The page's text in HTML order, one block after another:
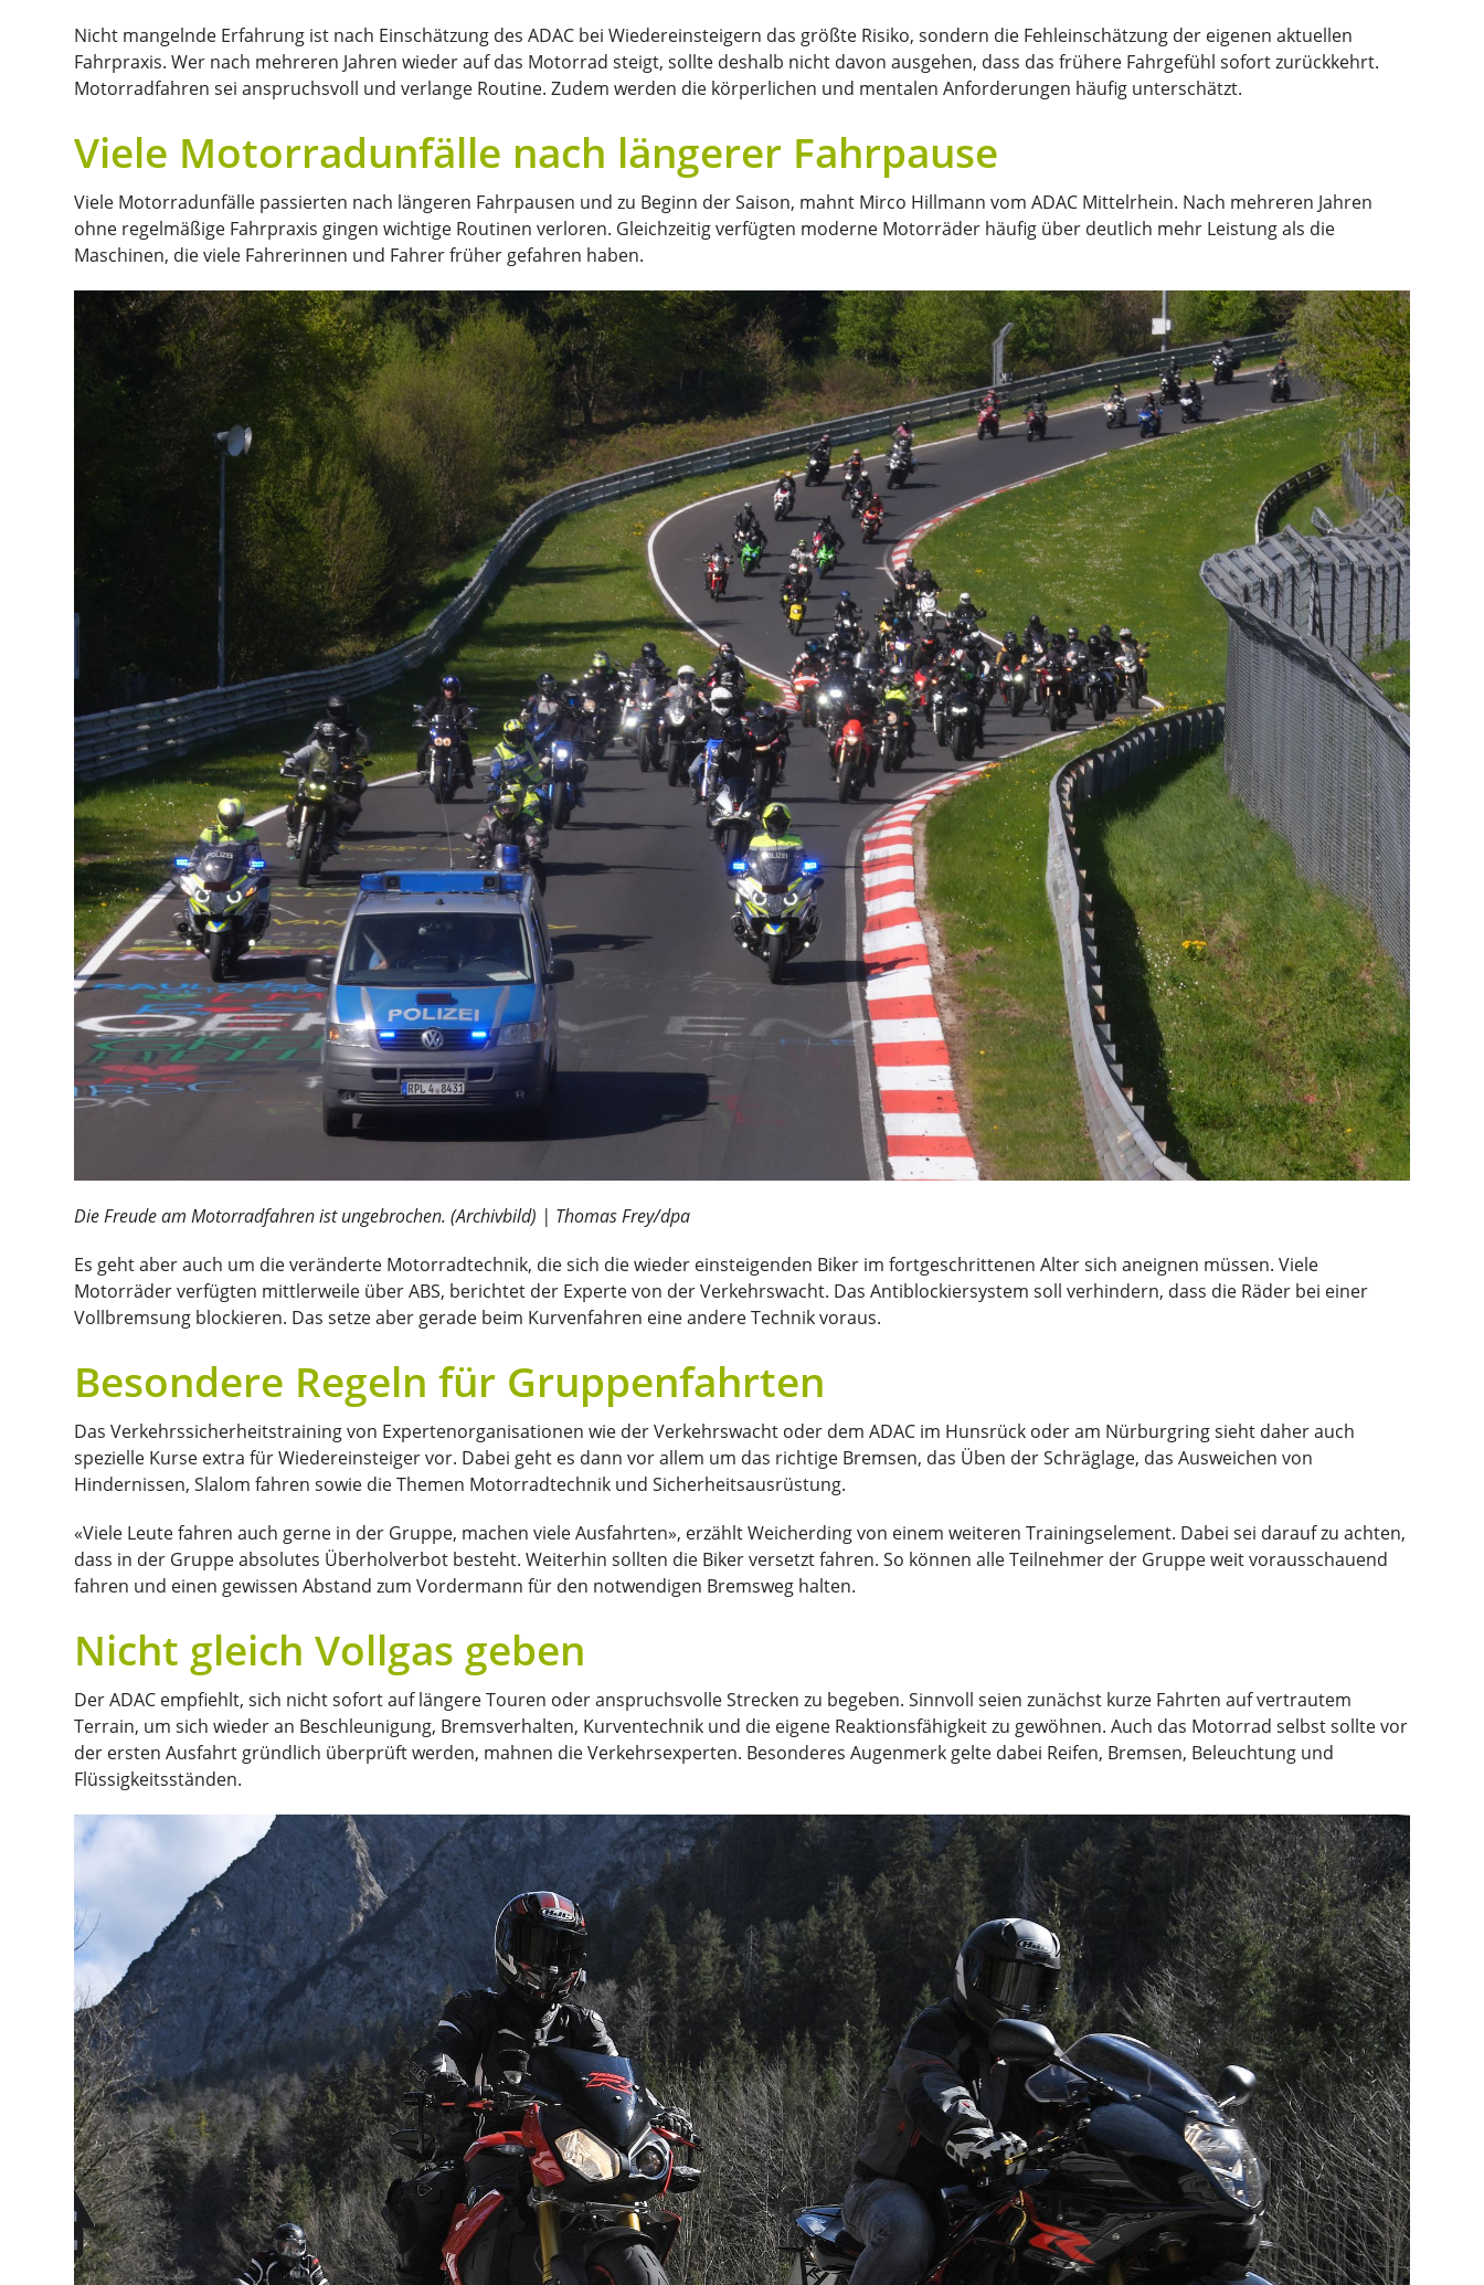
Nicht mangelnde Erfahrung ist nach Einschätzung des ADAC bei Wiedereinsteigern das größte Risiko, sondern die Fehleinschätzung der eigenen aktuellen
Fahrpraxis. Wer nach mehreren Jahren wieder auf das Motorrad steigt, sollte deshalb nicht davon ausgehen, dass das frühere Fahrgefühl sofort zurückkehrt.
Motorradfahren sei anspruchsvoll und verlange Routine. Zudem werden die körperlichen und mentalen Anforderungen häufig unterschätzt.
Viele Motorradunfälle nach längerer Fahrpause
Viele Motorradunfälle passierten nach längeren Fahrpausen und zu Beginn der Saison, mahnt Mirco Hillmann vom ADAC Mittelrhein. Nach mehreren Jahren
ohne regelmäßige Fahrpraxis gingen wichtige Routinen verloren. Gleichzeitig verfügten moderne Motorräder häufig über deutlich mehr Leistung als die
Maschinen, die viele Fahrerinnen und Fahrer früher gefahren haben.
Die Freude am Motorradfahren ist ungebrochen. (Archivbild) | Thomas Frey/dpa
Es geht aber auch um die veränderte Motorradtechnik, die sich die wieder einsteigenden Biker im fortgeschrittenen Alter sich aneignen müssen. Viele
Motorräder verfügten mittlerweile über ABS, berichtet der Experte von der Verkehrswacht. Das Antiblockiersystem soll verhindern, dass die Räder bei einer
Vollbremsung blockieren. Das setze aber gerade beim Kurvenfahren eine andere Technik voraus.
Besondere Regeln für Gruppenfahrten
Das Verkehrssicherheitstraining von Expertenorganisationen wie der Verkehrswacht oder dem ADAC im Hunsrück oder am Nürburgring sieht daher auch
spezielle Kurse extra für Wiedereinsteiger vor. Dabei geht es dann vor allem um das richtige Bremsen, das Üben der Schräglage, das Ausweichen von
Hindernissen, Slalom fahren sowie die Themen Motorradtechnik und Sicherheitsausrüstung.
«Viele Leute fahren auch gerne in der Gruppe, machen viele Ausfahrten», erzählt Weicherding von einem weiteren Trainingselement. Dabei sei darauf zu achten,
dass in der Gruppe absolutes Überholverbot besteht. Weiterhin sollten die Biker versetzt fahren. So können alle Teilnehmer der Gruppe weit vorausschauend
fahren und einen gewissen Abstand zum Vordermann für den notwendigen Bremsweg halten.
Nicht gleich Vollgas geben
Der ADAC empfiehlt, sich nicht sofort auf längere Touren oder anspruchsvolle Strecken zu begeben. Sinnvoll seien zunächst kurze Fahrten auf vertrautem
Terrain, um sich wieder an Beschleunigung, Bremsverhalten, Kurventechnik und die eigene Reaktionsfähigkeit zu gewöhnen. Auch das Motorrad selbst sollte vor
der ersten Ausfahrt gründlich überprüft werden, mahnen die Verkehrsexperten. Besonderes Augenmerk gelte dabei Reifen, Bremsen, Beleuchtung und
Flüssigkeitsständen.